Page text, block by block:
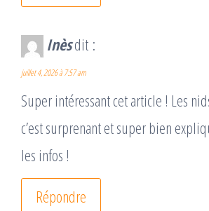
Inèsdit :
juillet 4, 2026 à 7:57 am
Super intéressant cet article ! Les
c’est surprenant et super bien
les infos !
Répondre